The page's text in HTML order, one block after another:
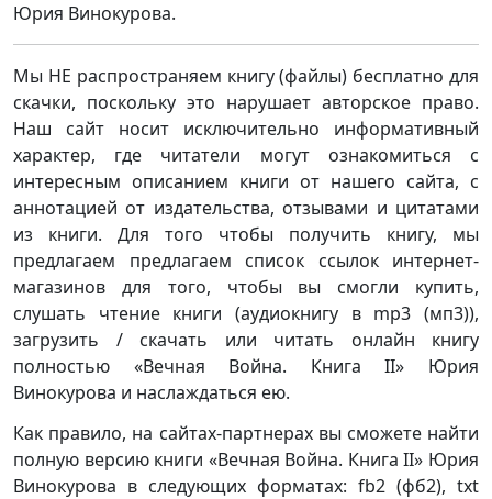
Юрия Винокурова.
Мы НЕ распространяем книгу (файлы) бесплатно для
скачки, поскольку это нарушает авторское право.
Наш сайт носит исключительно информативный
характер, где читатели могут ознакомиться с
интересным описанием книги от нашего сайта, с
аннотацией от издательства, отзывами и цитатами
из книги. Для того чтобы получить книгу, мы
предлагаем предлагаем список ссылок интернет-
магазинов для того, чтобы вы смогли купить,
слушать чтение книги (аудиокнигу в mp3 (мп3)),
загрузить / скачать или читать онлайн книгу
полностью «Вечная Война. Книга II» Юрия
Винокурова и наслаждаться ею.
Как правило, на сайтах-партнерах вы сможете найти
полную версию книги «Вечная Война. Книга II» Юрия
Винокурова в следующих форматах: fb2 (фб2), txt